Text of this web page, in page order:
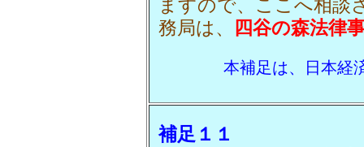
ますので、ここへ相談
務局は、
四谷の森法律
本補足は、日本
補足１１